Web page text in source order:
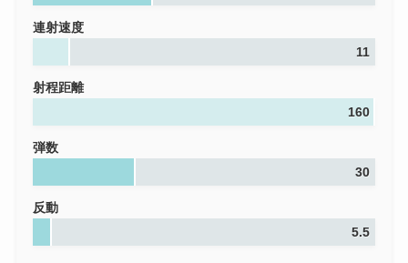
連射速度
11
射程距離
160
弾数
30
反動
5.5